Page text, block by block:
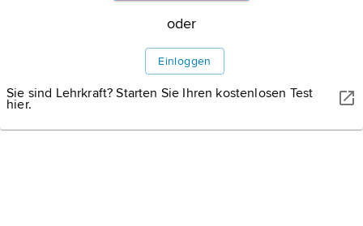
oder
Einloggen
Sie sind Lehrkraft? Starten Sie Ihren kostenlosen Test
hier.